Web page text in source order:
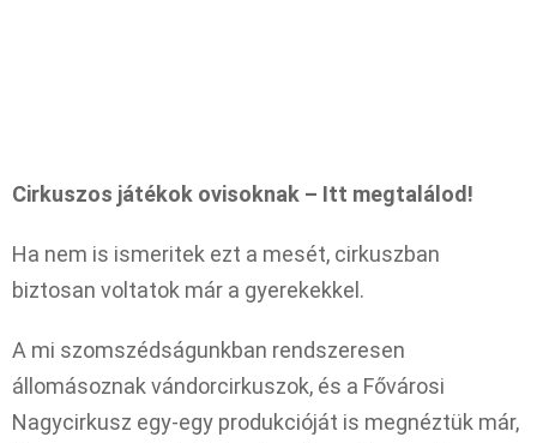
Cirkuszos játékok ovisoknak – Itt megtalálod!
Ha nem is ismeritek ezt a mesét, cirkuszban
biztosan voltatok már a gyerekekkel.
A mi szomszédságunkban rendszeresen
állomásoznak vándorcirkuszok, és a Fővárosi
Nagycirkusz egy-egy produkcióját is megnéztük már,